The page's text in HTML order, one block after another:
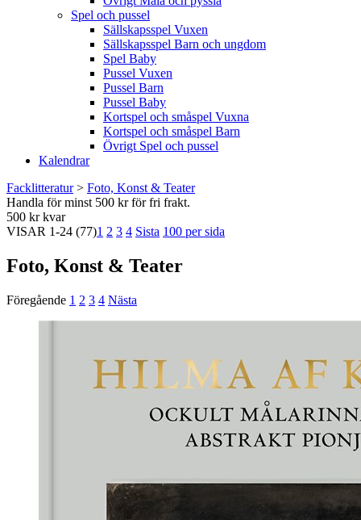
Spel och pussel
Sällskapsspel Vuxen
Sällskapsspel Barn och ungdom
Spel Baby
Pussel Vuxen
Pussel Barn
Pussel Baby
Kortspel och småspel Vuxna
Kortspel och småspel Barn
Övrigt Spel och pussel
Kalendrar
Facklitteratur> Foto, Konst & Teater
Handla för minst 500 kr för fri frakt.
500 kr kvar
VISAR 1-24 (77)1 2 3 4 Sista 100 per sida
Foto, Konst & Teater
Föregående 1 2 3 4 Nästa